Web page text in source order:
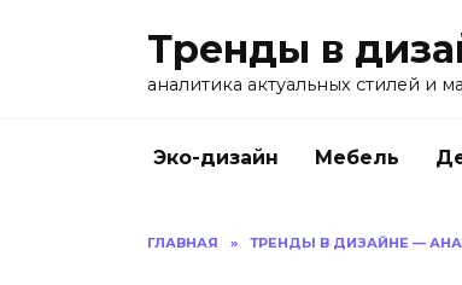
Тренды в
аналитика актуальных стилей и
Эко-дизайн Мебель
ГЛАВНАЯ » ТРЕНДЫ В ДИЗАЙНЕ —